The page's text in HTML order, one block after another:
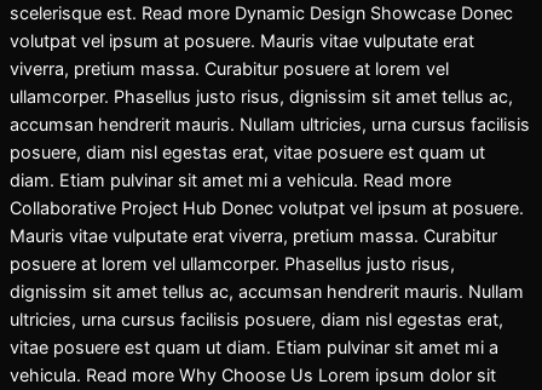
scelerisque est. Read more Dynamic Design Showcase Donec
volutpat vel ipsum at posuere. Mauris vitae vulputate erat
viverra, pretium massa. Curabitur posuere at lorem vel
ullamcorper. Phasellus justo risus, dignissim sit amet tellus ac,
accumsan hendrerit mauris. Nullam ultricies, urna cursus facilisis
posuere, diam nisl egestas erat, vitae posuere est quam ut
diam. Etiam pulvinar sit amet mi a vehicula. Read more
Collaborative Project Hub Donec volutpat vel ipsum at posuere.
Mauris vitae vulputate erat viverra, pretium massa. Curabitur
posuere at lorem vel ullamcorper. Phasellus justo risus,
dignissim sit amet tellus ac, accumsan hendrerit mauris. Nullam
ultricies, urna cursus facilisis posuere, diam nisl egestas erat,
vitae posuere est quam ut diam. Etiam pulvinar sit amet mi a
vehicula. Read more Why Choose Us Lorem ipsum dolor sit